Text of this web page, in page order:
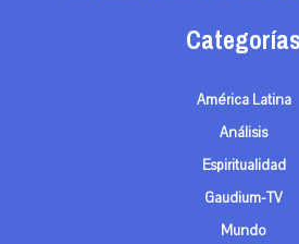
Categorías
América Latina
Análisis
Espiritualidad
Gaudium-TV
Mundo